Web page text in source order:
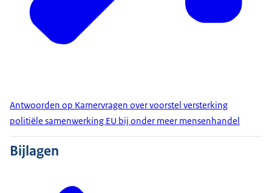
Antwoorden op Kamervragen over voorstel versterking
politiële samenwerking EU bij onder meer mensenhandel
Bijlagen